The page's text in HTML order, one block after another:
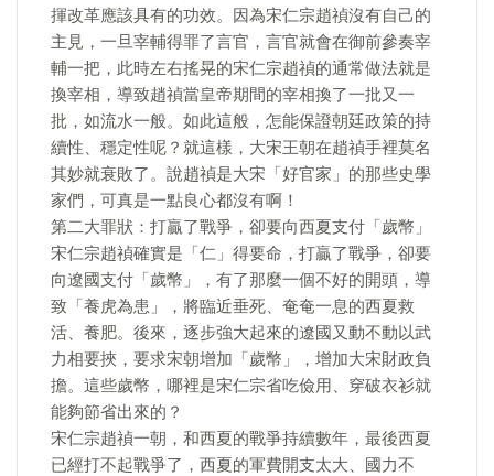
揮改革應該具有的功效。因為宋仁宗趙禎沒有自己的
主見，一旦宰輔得罪了言官，言官就會在御前參奏宰
輔一把，此時左右搖晃的宋仁宗趙禎的通常做法就是
換宰相，導致趙禎當皇帝期間的宰相換了一批又一
批，如流水一般。如此這般，怎能保證朝廷政策的持
續性、穩定性呢？就這樣，大宋王朝在趙禎手裡莫名
其妙就衰敗了。說趙禎是大宋「好官家」的那些史學
家們，可真是一點良心都沒有啊！
第二大罪狀：打贏了戰爭，卻要向西夏支付「歲幣」
宋仁宗趙禎確實是「仁」得要命，打贏了戰爭，卻要
向遼國支付「歲幣」，有了那麼一個不好的開頭，導
致「養虎為患」，將臨近垂死、奄奄一息的西夏救
活、養肥。後來，逐步強大起來的遼國又動不動以武
力相要挾，要求宋朝增加「歲幣」，增加大宋財政負
擔。這些歲幣，哪裡是宋仁宗省吃儉用、穿破衣衫就
能夠節省出來的？
宋仁宗趙禎一朝，和西夏的戰爭持續數年，最後西夏
已經打不起戰爭了，西夏的軍費開支太大、國力不